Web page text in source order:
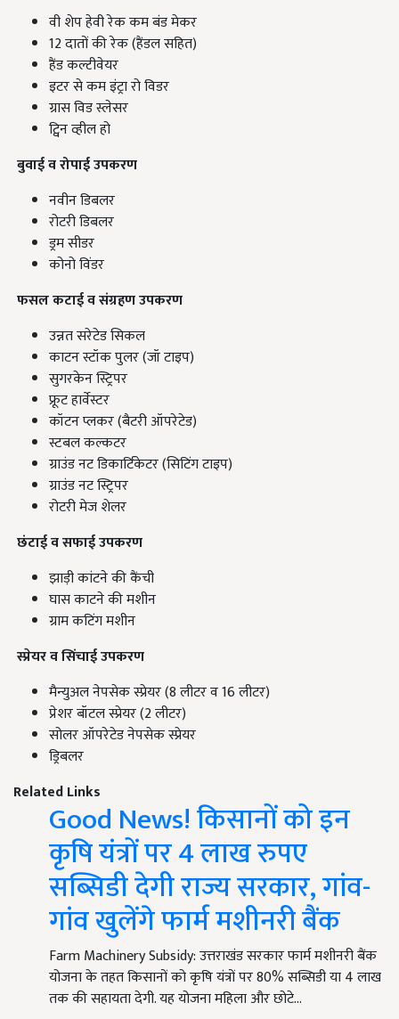
वी शेप हेवी रेक कम बंड मेकर
12 दातों की रेक (हैंडल सहित)
हैंड कल्टीवेयर
इटर से कम इंट्रा रो विडर
ग्रास विड स्लेसर
ट्विन व्हील हो
बुवाई व रोपाई उपकरण
नवीन डिबलर
रोटरी डिबलर
ड्रम सीडर
कोनो विंडर
फसल कटाई व संग्रहण उपकरण
उन्नत सरेटेड सिकल
काटन स्टॉक पुलर (जॉ टाइप)
सुगरकेन स्ट्रिपर
फ्रूट हार्वेस्टर
कॉटन प्लकर (बैटरी ऑपरेटेड)
स्टबल कल्कटर
ग्राउंड नट डिकार्टिकेटर (सिटिंग टाइप)
ग्राउंड नट स्ट्रिपर
रोटरी मेज शेलर
छंटाई व सफाई उपकरण
झाड़ी कांटने की कैंची
घास काटने की मशीन
ग्राम कटिंग मशीन
स्प्रेयर व सिंचाई उपकरण
मैन्युअल नेपसेक स्प्रेयर (8 लीटर व 16 लीटर)
प्रेशर बॉटल स्प्रेयर (2 लीटर)
सोलर ऑपरेटेड नेपसेक स्प्रेयर
ड्रिबलर
Related Links
Good News! किसानों को इन
कृषि यंत्रों पर 4 लाख रुपए
सब्सिडी देगी राज्य सरकार, गांव-
गांव खुलेंगे फार्म मशीनरी बैंक
Farm Machinery Subsidy: उत्तराखंड सरकार फार्म मशीनरी बैंक
योजना के तहत किसानों को कृषि यंत्रों पर 80% सब्सिडी या 4 लाख
तक की सहायता देगी. यह योजना महिला और छोटे…